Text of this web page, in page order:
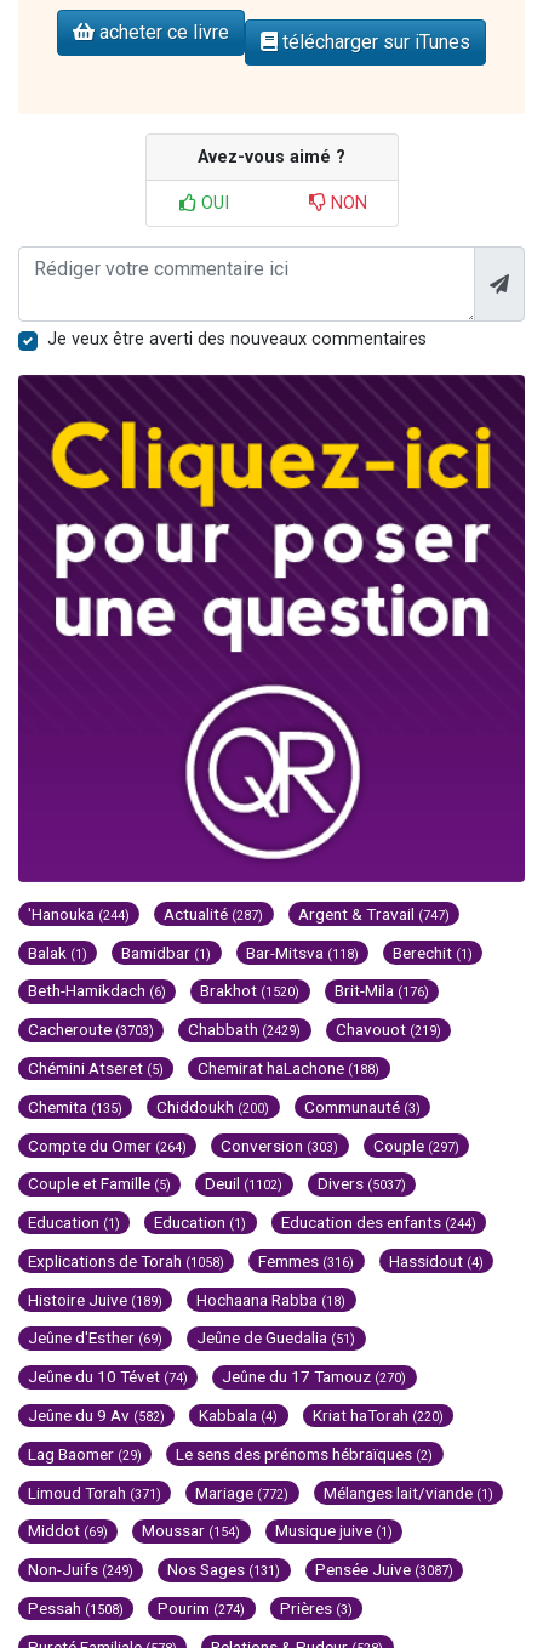
acheter ce livre télécharger sur iTunes
Avez-vous aimé ?
OUI NON
Je veux être averti des nouveaux commentaires
'Hanouka (244) Actualité (287) Argent & Travail (747)
Balak (1) Bamidbar (1) Bar-Mitsva (118) Berechit (1)
Beth-Hamikdach (6) Brakhot (1520) Brit-Mila (176)
Cacheroute (3703) Chabbath (2429) Chavouot (219)
Chémini Atseret (5) Chemirat haLachone (188)
Chemita (135) Chiddoukh (200) Communauté (3)
Compte du Omer (264) Conversion (303) Couple (297)
Couple et Famille (5) Deuil (1102) Divers (5037)
Education (1) Education (1) Education des enfants (244)
Explications de Torah (1058) Femmes (316) Hassidout (4)
Histoire Juive (189) Hochaana Rabba (18)
Jeûne d'Esther (69) Jeûne de Guedalia (51)
Jeûne du 10 Tévet (74) Jeûne du 17 Tamouz (270)
Jeûne du 9 Av (582) Kabbala (4) Kriat haTorah (220)
Lag Baomer (29) Le sens des prénoms hébraïques (2)
Limoud Torah (371) Mariage (772) Mélanges lait/viande (1)
Middot (69) Moussar (154) Musique juive (1)
Non-Juifs (249) Nos Sages (131) Pensée Juive (3087)
Pessah (1508) Pourim (274) Prières (3)